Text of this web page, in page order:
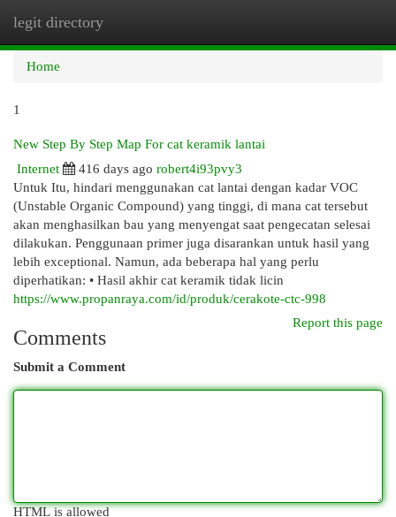
legit directory
Home
1
New Step By Step Map For cat keramik lantai
Internet
416 days ago robert4i93pvy3
Untuk Itu, hindari menggunakan cat lantai dengan kadar VOC
(Unstable Organic Compound) yang tinggi, di mana cat tersebut
akan menghasilkan bau yang menyengat saat pengecatan selesai
dilakukan. Penggunaan primer juga disarankan untuk hasil yang
lebih exceptional. Namun, ada beberapa hal yang perlu
diperhatikan: • Hasil akhir cat keramik tidak licin
https://www.propanraya.com/id/produk/cerakote-ctc-998
Report this page
Comments
Submit a Comment
HTML is allowed